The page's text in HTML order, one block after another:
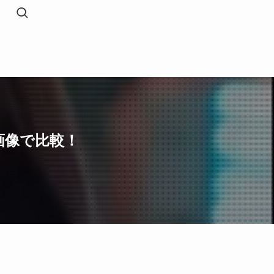
で比較！